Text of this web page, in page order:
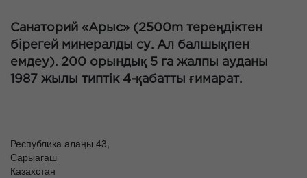
Санаторий «Арыс» (2500m тереңдіктен
бірегей минералды су. Ал балшықпен
емдеу). 200 орындық 5 га жалпы ауданы
1987 жылы типтік 4-қабатты ғимарат.
Республика алаңы 43,
Сарыагаш
Казахстан